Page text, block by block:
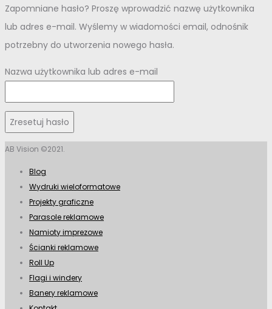
Zapomniane hasło? Proszę wprowadzić nazwę użytkownika
lub adres e-mail. Wyślemy w wiadomości email, odnośnik
potrzebny do utworzenia nowego hasła.
Nazwa użytkownika lub adres e-mail
Zresetuj hasło
AB Vision ©2021.
Blog
Wydruki wieloformatowe
Projekty graficzne
Parasole reklamowe
Namioty imprezowe
Ścianki reklamowe
Roll Up
Flagi i windery
Banery reklamowe